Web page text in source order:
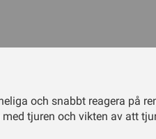
och snabbt reagera på
tjuren och vikten av att